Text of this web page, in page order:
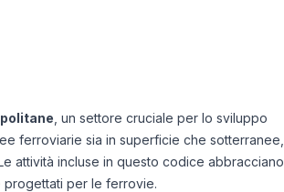
, un settore cruciale per lo sviluppo
ferroviarie sia in superficie che sotterranee,
attività incluse in questo codice abbracciano
progettati per le ferrovie.